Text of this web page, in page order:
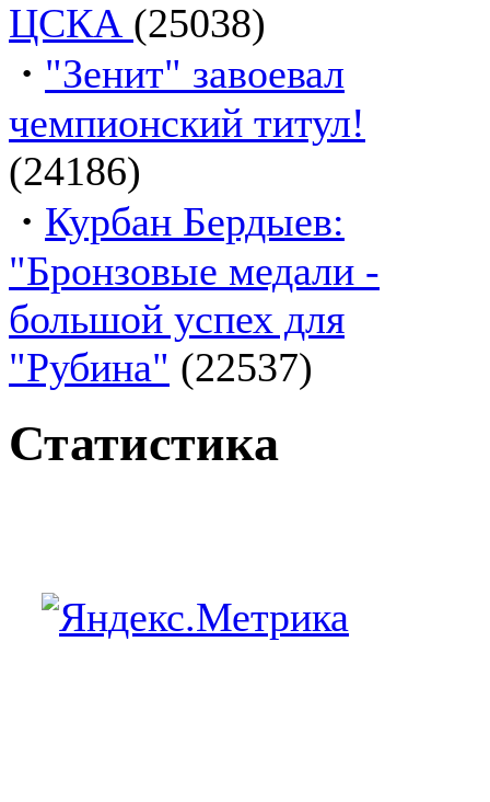
ЦСКА (25038)
· "Зенит" завоевал
чемпионский титул!
(24186)
· Курбан Бердыев:
"Бронзовые медали -
большой успех для
"Рубина" (22537)
Статистика